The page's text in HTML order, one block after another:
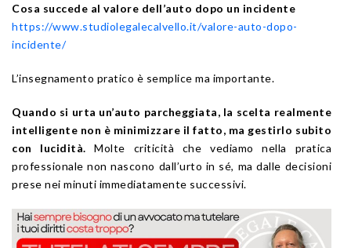
Cosa succede al valore dell’auto dopo un incidente
https://www.studiolegalecalvello.it/valore-auto-dopo-
incidente/
L’insegnamento pratico è semplice ma importante.
Quando si urta un’auto parcheggiata, la scelta realmente
intelligente non è minimizzare il fatto, ma gestirlo subito
con lucidità. Molte criticità che vediamo nella pratica
professionale non nascono dall’urto in sé, ma dalle decisioni
prese nei minuti immediatamente successivi.